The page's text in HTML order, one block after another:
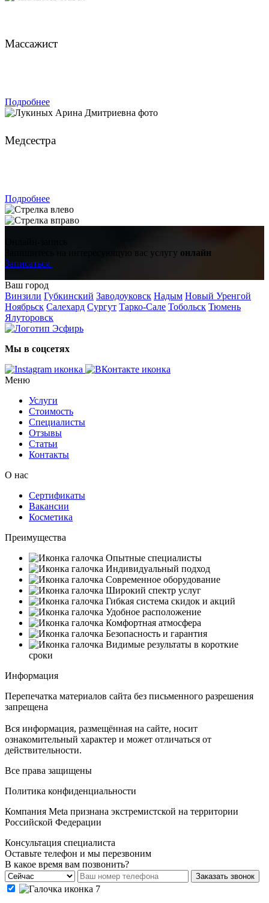
Массажист
Подробнее
Медсестра
Подробнее
Запишитесь на интересующую вас услугу онлайн
Записаться
Ваш город
Винзили Губкинский Заводоуковск Надым Новый Уренгой
Ноябрьск Салехард Сургут Тарко-Сале Тобольск Тюмень
Ялуторовск
Мы в соцсетях
Меню
Услуги
Стоимость
Специалисты
Отзывы
Статьи
Контакты
О нас
Сертификаты
Вакансии
Косметика
Преимущества
Опытные специалисты
Индивидуальный подход
Современное оборудование
Широкий спектр услуг
Гибкая система скидок и акций
Удобное расположение
Комфортная атмосфера
Безопасность и гарантия
Видимые результаты в короткие
сроки
Информация
Перепечатка материалов сайта без письменного разрешения
запрещена
Вся информация, размещённая на сайте, носит
ознакомительный характер и может отличаться от
действительности.
Все права защищены
Политика конфиденциальности
Компания Meta признана экстремистской на территории
Российской Федерации
Консультация специалиста
Оставьте телефон и мы перезвоним
В какое время вам позвонить?
Заказать звонок